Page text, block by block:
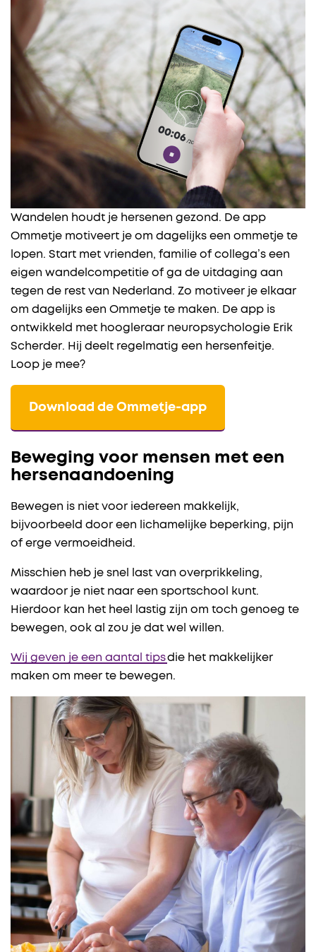
Wandelen houdt je hersenen gezond. De app
Ommetje motiveert je om dagelijks een ommetje te
lopen. Start met vrienden, familie of collega’s een
eigen wandelcompetitie of ga de uitdaging aan
tegen de rest van Nederland. Zo motiveer je elkaar
om dagelijks een Ommetje te maken. De app is
ontwikkeld met hoogleraar neuropsychologie Erik
Scherder. Hij deelt regelmatig een hersenfeitje.
Loop je mee?
Download de Ommetje-app
Beweging voor mensen met een
hersenaandoening
Bewegen is niet voor iedereen makkelijk,
bijvoorbeeld door een lichamelijke beperking, pijn
of erge vermoeidheid.
Misschien heb je snel last van overprikkeling,
waardoor je niet naar een sportschool kunt.
Hierdoor kan het heel lastig zijn om toch genoeg te
bewegen, ook al zou je dat wel willen.
Wij geven je een aantal tipsdie het makkelijker
maken om meer te bewegen.